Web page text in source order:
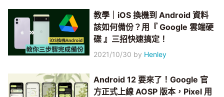
教學｜iOS 換機到 Android 資料
該如何備份？用『 Google 雲端硬
碟 』三招快速搞定！
2021/10/30 by Henley
Android 12 要來了！Google 官
方正式上線 AOSP 版本，Pixel 用